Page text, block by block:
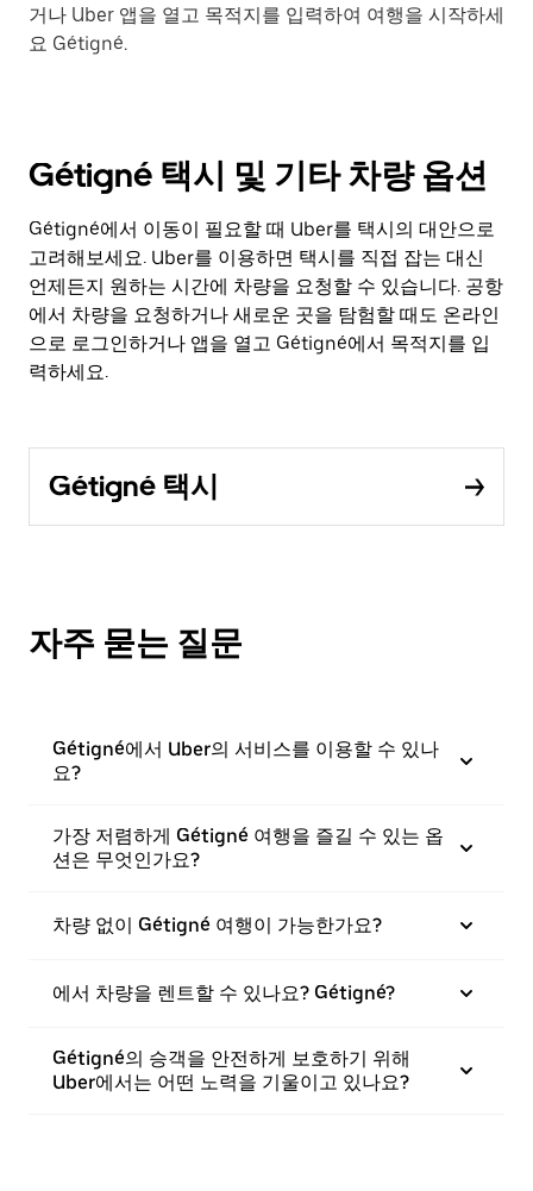
거나 Uber 앱을 열고 목적지를 입력하여 여행을 시작하세
요 Gétigné.
Gétigné 택시 및 기타 차량 옵션
Gétigné에서 이동이 필요할 때 Uber를 택시의 대안으로
고려해보세요. Uber를 이용하면 택시를 직접 잡는 대신
언제든지 원하는 시간에 차량을 요청할 수 있습니다. 공항
에서 차량을 요청하거나 새로운 곳을 탐험할 때도 온라인
으로 로그인하거나 앱을 열고 Gétigné에서 목적지를 입
력하세요.
Gétigné 택시
자주 묻는 질문
Gétigné에서 Uber의 서비스를 이용할 수 있나
요?
가장 저렴하게 Gétigné 여행을 즐길 수 있는 옵
션은 무엇인가요?
차량 없이 Gétigné 여행이 가능한가요?
에서 차량을 렌트할 수 있나요? Gétigné?
Gétigné의 승객을 안전하게 보호하기 위해
Uber에서는 어떤 노력을 기울이고 있나요?